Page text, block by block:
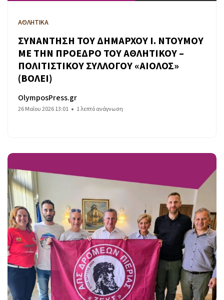
ΑΘΛΗΤΙΚΑ
ΣΥΝΑΝΤΗΣΗ ΤΟΥ ΔΗΜΑΡΧΟΥ Ι. ΝΤΟΥΜΟΥ
ΜΕ ΤΗΝ ΠΡΟΕΔΡΟ ΤΟΥ ΑΘΛΗΤΙΚΟΥ –
ΠΟΛΙΤΙΣΤΙΚΟΥ ΣΥΛΛΟΓΟΥ «ΑΙΟΛΟΣ»
(ΒΟΛΕΙ)
OlymposPress.gr
26 Μαΐου 2026 13:01 1 λεπτό ανάγνωση